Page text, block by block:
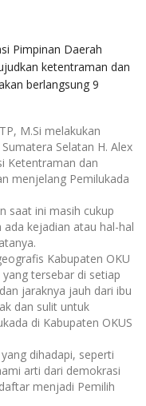
Pimpinan Daerah
ketentraman dan
berlangsung 9
M.Si melakukan
Selatan H. Alex
Ketentraman dan
menjelang Pemilukada
saat ini masih cukup
kejadian atau hal-hal
Kabupaten OKU
tersebar di setiap
jaraknya jauh dari ibu
dan sulit untuk
di Kabupaten OKUS
dihadapi, seperti
arti dari demokrasi
menjadi Pemilih